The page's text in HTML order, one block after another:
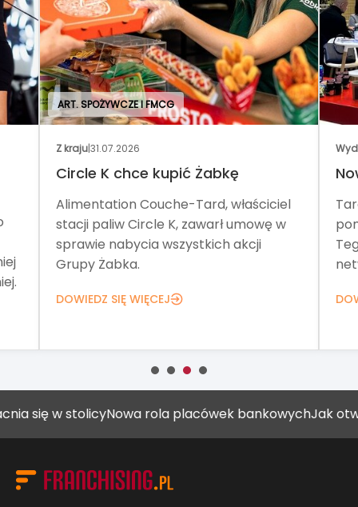
ART. SPOŻYWCZE I FMCG
Z kraju|31.07.2026
Circle K chce kupić Żabkę
Alimentation Couche-Tard, właściciel
stacji paliw Circle K, zawarł umowę w
sprawie nabycia wszystkich akcji
Grupy Żabka.
DOWIEDZ SIĘ WIĘCEJ
stolicyNowa rola placówek bankowychJak otworzyć